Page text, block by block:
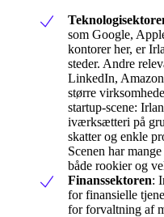
som Google,
kontorer her, er
steder. Andre
LinkedIn,
større
startup-scene:
iværksætteri på
skatter og enkle
Scenen har
både rookier og
Finanssektoren:
for finansielle
for forvaltning af